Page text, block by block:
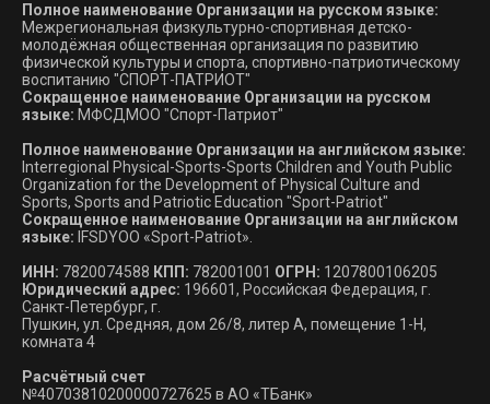
Полное наименование Организации на русском языке:
Межрегиональная физкультурно-спортивная детско-
молодёжная общественная организация по развитию
физической культуры и спорта, спортивно-патриотическому
воспитанию "СПОРТ-ПАТРИОТ"
Сокращенное наименование Организации на русском
языке: МФСДМОО "Спорт-Патриот"
Полное наименование Организации на английском языке:
Interregional Physical-Sports-Sports Children and Youth Public
Organization for the Development of Physical Culture and
Sports, Sports and Patriotic Education "Sport-Patriot"
Сокращенное наименование Организации на английском
языке: IFSDYOO «Sport-Patriot».
ИНН: 7820074588 КПП: 782001001 ОГРН: 1207800106205
Юридический адрес: 196601, Российская Федерация, г.
Санкт-Петербург, г.
Пушкин, ул. Средняя, дом 26/8, литер А, помещение 1-Н,
комната 4
Расчётный счет
№40703810200000727625 в АО «ТБанк»